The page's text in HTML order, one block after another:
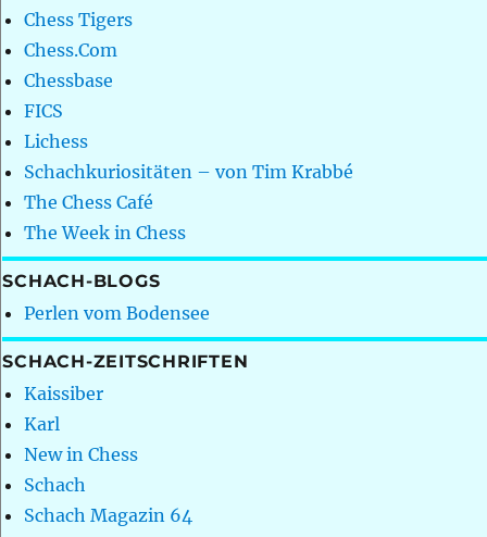
Chess Tigers
Chess.Com
Chessbase
FICS
Lichess
Schachkuriositäten – von Tim Krabbé
The Chess Café
The Week in Chess
SCHACH-BLOGS
Perlen vom Bodensee
SCHACH-ZEITSCHRIFTEN
Kaissiber
Karl
New in Chess
Schach
Schach Magazin 64